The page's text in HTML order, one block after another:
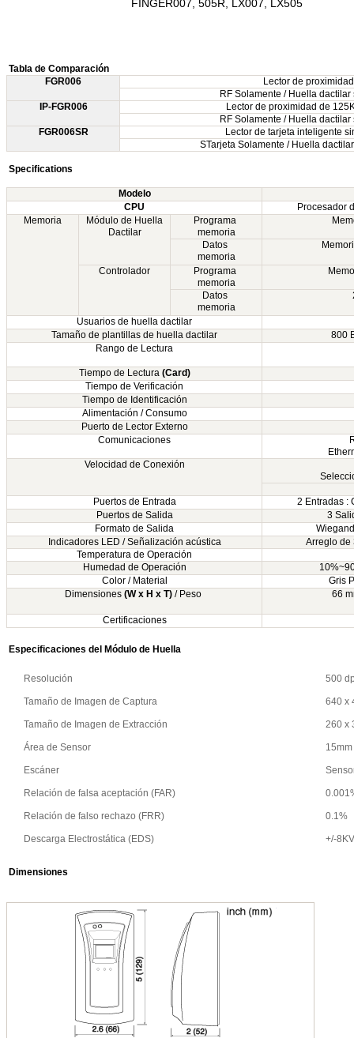
FINGER007, 505R, LX007, LX505
Tabla de Comparación
FGR006
Lector de
RF Solamente / Huella
IP-FGR006
Lector de proximidad de
RF Solamente / Huella
FGR006SR
Lector de tarjeta inteligente
STarjeta Solamente / Huella
Specifications
Modelo
CPU
Procesador
Memoria
Módulo de Huella
Dactilar
Programa
memoria
Datos
memoria
Controlador
Programa
memoria
Datos
memoria
Usuarios de huella dactilar
Tamaño de plantillas de huella dactilar
800
Rango de Lectura
Tiempo de Lectura (Card)
Tiempo de Verificación
Tiempo de Identificación
Alimentación / Consumo
Puerto de Lector Externo
Comunicaciones
Velocidad de Conexión
Puertos de Entrada
2 Entradas :
Puertos de Salida
3
Formato de Salida
Indicadores LED / Señalización acústica
Arreglo de
Temperatura de Operación
Humedad de Operación
Color / Material
Gris
Dimensiones (W x H x T) / Peso 66
Certificaciones
Especificaciones del Módulo de Huella
Resolución 500
Tamaño de Imagen de Captura 640 x
Tamaño de Imagen de Extracción 260 x
Área de Sensor
Escáner
Relación de falsa aceptación (FAR)
Relación de falso rechazo (FRR) 0.1%
Descarga Electrostática (EDS) +/-8KV
Dimensiones